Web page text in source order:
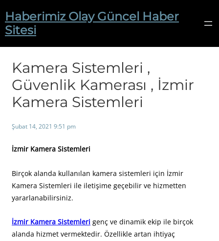
geçHaberimiz Olay Güncel Haber
Sitesi
Kamera Sistemleri ,
Güvenlik Kamerası , İzmir
Kamera Sistemleri
Şubat 14, 2021 9:51 pm
İzmir Kamera Sistemleri
Birçok alanda kullanılan kamera sistemleri için İzmir
Kamera Sistemleri ile iletişime geçebilir ve hizmetten
yararlanabilirsiniz.
İzmir Kamera Sistemleri genç ve dinamik ekip ile birçok
alanda hizmet vermektedir. Özellikle artan ihtiyaç